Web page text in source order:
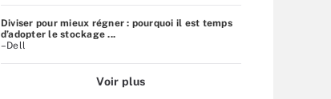
Diviser pour mieux régner : pourquoi il est temps
d’adopter le stockage ...
–Dell
Voir plus